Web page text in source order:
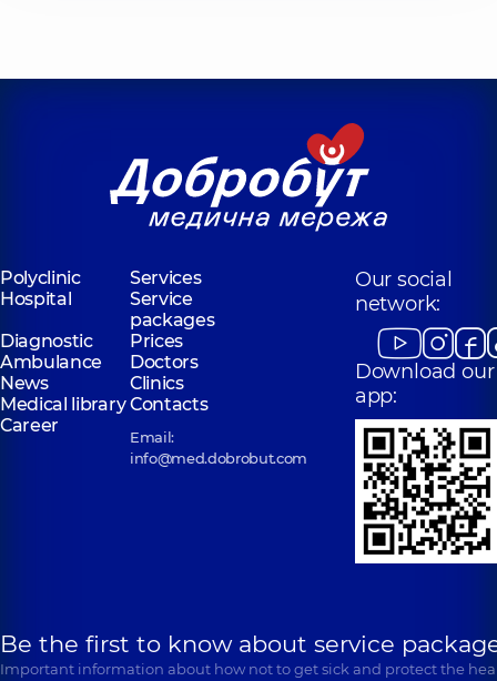
Polyclinic
Services
Hospital
Service
packages
Diagnostic
Prices
Ambulance
Doctors
News
Clinics
Medical libraryContacts
Career
Email:
info@med.dobrobut.com
Our social
network:
Download our
app:
Be the first to know about service
Important information about how not to get sick and protect the